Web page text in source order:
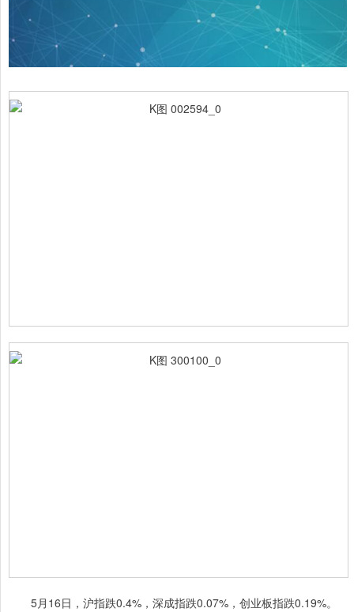
5月16日，沪指跌0.4%，深成指跌0.07%，创业板指跌0.19%。